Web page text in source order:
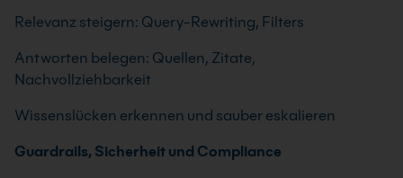
Relevanz steigern: Query-Rewriting, Filters
Antworten belegen: Quellen, Zitate,
Nachvollziehbarkeit
Wissenslücken erkennen und sauber eskalieren
Guardrails, Sicherheit und Compliance